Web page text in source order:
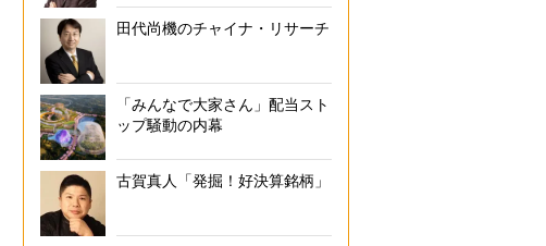
田代尚機のチャイナ・リサーチ
「みんなで大家さん」配当スト
ップ騒動の内幕
古賀真人「発掘！好決算銘柄」